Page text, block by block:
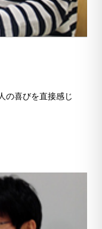
の喜びを直接感じ